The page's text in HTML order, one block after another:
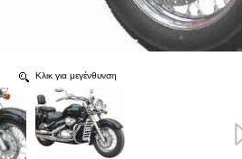
Κλικ για μεγένθυνση